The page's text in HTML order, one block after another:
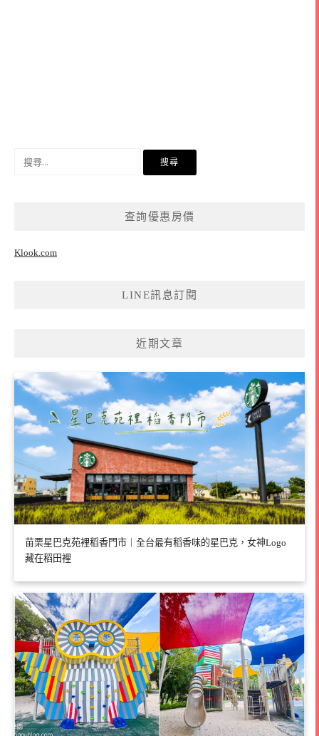
查詢優惠房價
Klook.com
LINE訊息訂閱
近期文章
苗栗星巴克苑裡稻香門市｜全台最有稻香味的星巴克，女神Logo
藏在稻田裡